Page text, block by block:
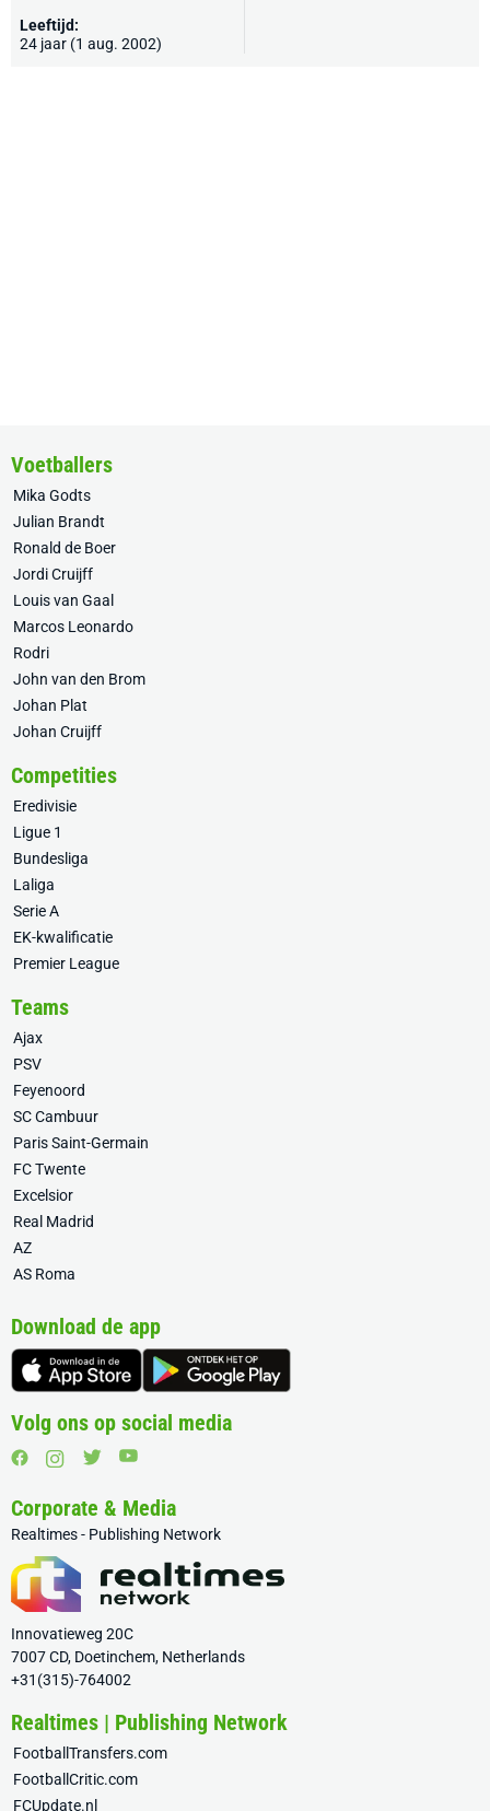
Leeftijd:
24 jaar (1 aug. 2002)
Voetballers
Mika Godts
Julian Brandt
Ronald de Boer
Jordi Cruijff
Louis van Gaal
Marcos Leonardo
Rodri
John van den Brom
Johan Plat
Johan Cruijff
Competities
Eredivisie
Ligue 1
Bundesliga
Laliga
Serie A
EK-kwalificatie
Premier League
Teams
Ajax
PSV
Feyenoord
SC Cambuur
Paris Saint-Germain
FC Twente
Excelsior
Real Madrid
AZ
AS Roma
Download de app
Volg ons op social media
Corporate & Media
Realtimes - Publishing Network
Innovatieweg 20C
7007 CD, Doetinchem, Netherlands
+31(315)-764002
Realtimes | Publishing Network
FootballTransfers.com
FootballCritic.com
FCUpdate.nl